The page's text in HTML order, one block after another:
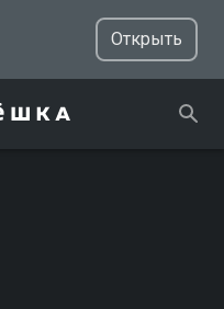
Открыть